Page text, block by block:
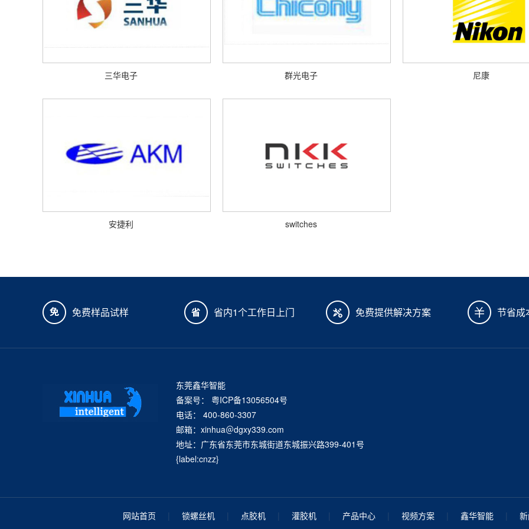
三华电子 群光电子 尼康
安捷利 switches
免费样品试样 省内1个工作日上门 免费提供解决方案 节省成
东莞鑫华智能
备案号： 粤ICP备13056504号
电话： 400-860-3307
邮箱：xinhua＠dgxy339.com
地址：广东省东莞市东城街道东城振兴路399-401号
{label:cnzz}
网站首页 | 锁螺丝机 | 点胶机 | 灌胶机 | 产品中心 | 视频方案 | 鑫华智能 |